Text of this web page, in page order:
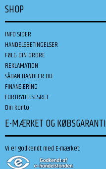
SHOP
INFO SIDER
HANDELSBETINGELSER
FØLG DIN ORDRE
REKLAMATION
SÅDAN HANDLER DU
FINANSIERING
FORTRYDELSESRET
Din konto
E-MÆRKET OG KØBSGARANTI
Vi er godkendt med E-mærket: